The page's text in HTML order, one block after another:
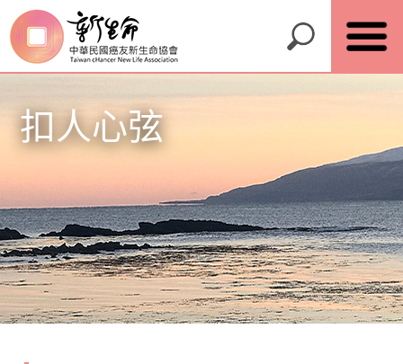
扣人心弦